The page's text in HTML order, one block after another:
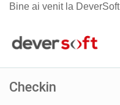
Bine ai venit la DeverSoft
Checkin